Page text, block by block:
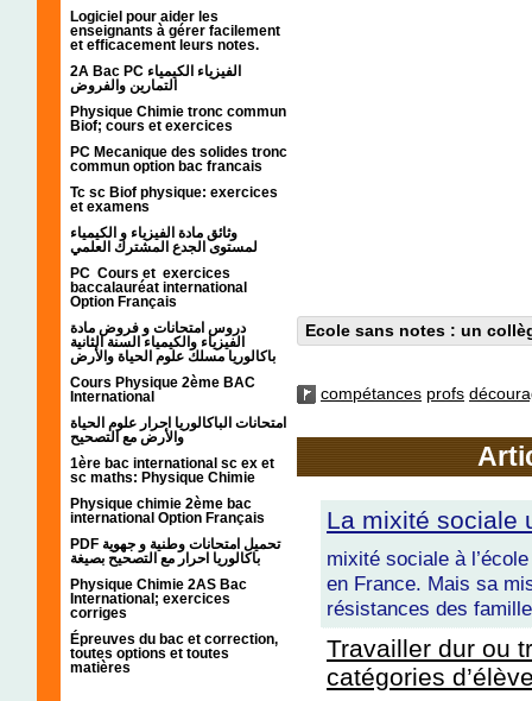
Logiciel pour aider les
enseignants à gérer facilement
et efficacement leurs notes.
2A Bac PC الفيزياء الكيمياء
التمارين والفروض
Physique Chimie tronc commun
Biof; cours et exercices
PC Mecanique des solides tronc
commun option bac francais
Tc sc Biof physique: exercices
et examens
وثائق مادة الفيزياء و الكيمياء
PC Cours et exercices
baccalauréat international
Option Français
دروس امتحانات و فروض مادة
الفيزياء والكيمياء السنة الثانية
باكالوريا مسلك علوم الحياة والأرض
Cours Physique 2ème BAC
International
امتحانات الباكالوريا احرار علوم الحياة
والأرض مع التصحيح
1ère bac international sc ex et
sc maths: Physique Chimie
Physique chimie 2ème bac
international Option Français
PDF تحميل امتحانات وطنية و جهوية
باكالوريا احرار مع التصحيح بصيغة
Physique Chimie 2AS Bac
International; exercices
corriges
Épreuves du bac et correction,
toutes options et toutes
matières
Ecole sans notes : un
compétances profs
La mixité sociale
mixité sociale à
en France. Mais sa
résistances des
Travailler dur ou
catégories